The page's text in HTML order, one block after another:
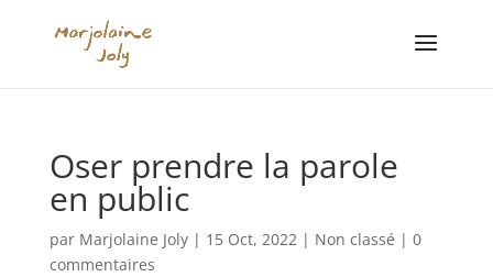
Oser prendre la parole
en public
par Marjolaine Joly| 15 Oct, 2022| Non classé | 0
commentaires